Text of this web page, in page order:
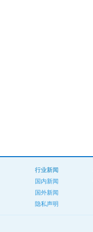
行业新闻
国内新闻
国外新闻
隐私声明